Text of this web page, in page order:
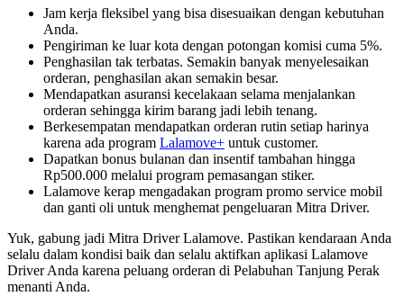
Jam kerja fleksibel yang bisa disesuaikan dengan kebutuhan
Anda.
Pengiriman ke luar kota dengan potongan komisi cuma 5%.
Penghasilan tak terbatas. Semakin banyak menyelesaikan
orderan, penghasilan akan semakin besar.
Mendapatkan asuransi kecelakaan selama menjalankan
orderan sehingga kirim barang jadi lebih tenang.
Berkesempatan mendapatkan orderan rutin setiap harinya
karena ada program Lalamove+ untuk customer.
Dapatkan bonus bulanan dan insentif tambahan hingga
Rp500.000 melalui program pemasangan stiker.
Lalamove kerap mengadakan program promo service mobil
dan ganti oli untuk menghemat pengeluaran Mitra Driver.
Yuk, gabung jadi Mitra Driver Lalamove. Pastikan kendaraan Anda
selalu dalam kondisi baik dan selalu aktifkan aplikasi Lalamove
Driver Anda karena peluang orderan di Pelabuhan Tanjung Perak
menanti Anda.